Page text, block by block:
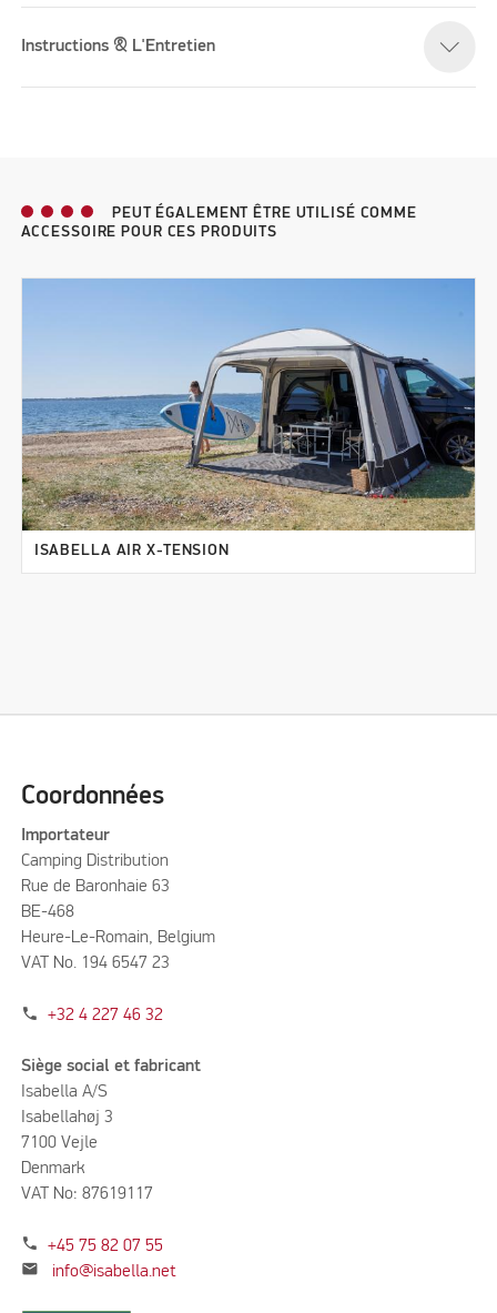
Instructions & L'Entretien
PEUT ÉGALEMENT ÊTRE UTILISÉ COMME
ACCESSOIRE POUR CES PRODUITS
ISABELLA AIR X-TENSION
Coordonnées
Importateur
Camping Distribution
Rue de Baronhaie 63
BE-468
Heure-Le-Romain, Belgium
VAT No. 194 6547 23
phone +32 4 227 46 32
Siège social et fabricant
Isabella A/S
Isabellahøj 3
7100 Vejle
Denmark
VAT No: 87619117
phone +45 75 82 07 55
mail info@isabella.net